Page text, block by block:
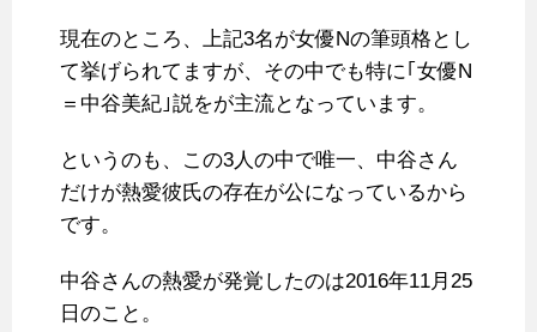
現在のところ、上記3名が女優Nの筆頭格とし
て挙げられてますが、その中でも特に｢女優N
＝中谷美紀｣説をが主流となっています。
というのも、この3人の中で唯一、中谷さん
だけが熱愛彼氏の存在が公になっているから
です。
中谷さんの熱愛が発覚したのは2016年11月25
日のこと。